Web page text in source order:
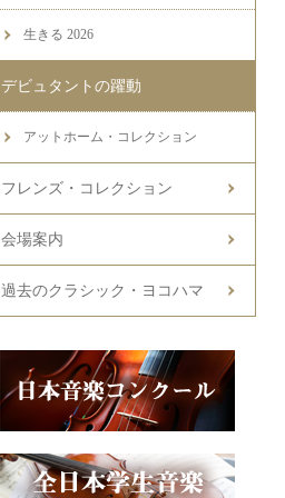
生きる 2026
デビュタントの躍動
アットホーム・コレクション
フレンズ・コレクション
会場案内
過去のクラシック・ヨコハマ